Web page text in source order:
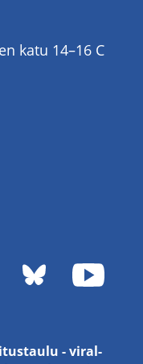
katu 14–16 C
- vi­ral­